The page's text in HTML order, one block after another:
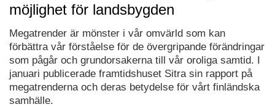
möjlighet för landsbygden
Megatrender är mönster i vår omvärld som kan
förbättra vår förståelse för de övergripande förändringar
som pågår och grundorsakerna till vår oroliga samtid. I
januari publicerade framtidshuset Sitra sin rapport på
megatrenderna och deras betydelse för vårt finländska
samhälle.